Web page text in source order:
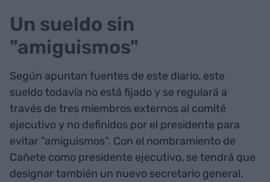
Un sueldo sin
"amiguismos"
Según apuntan fuentes de este diario, este
sueldo todavía no está fijado y se regulará a
través de tres miembros externos al comité
ejecutivo y no definidos por el presidente para
evitar "amiguismos". Con el nombramiento de
Cañete como presidente ejecutivo, se tendrá que
designar también un nuevo secretario general.